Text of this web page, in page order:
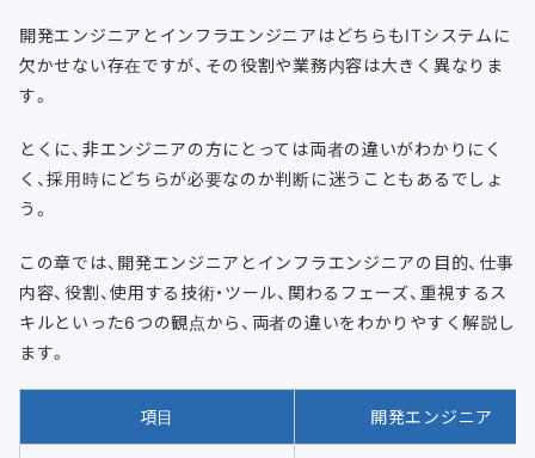
開発エンジニアとインフラエンジニアはどちらもITシステムに
欠かせない存在ですが、その役割や業務内容は大きく異なりま
す。
とくに、非エンジニアの方にとっては両者の違いがわかりにく
く、採用時にどちらが必要なのか判断に迷うこともあるでしょ
う。
この章では、開発エンジニアとインフラエンジニアの目的、仕事
内容、役割、使用する技術・ツール、関わるフェーズ、重視するス
キルといった6つの観点から、両者の違いをわかりやすく解説し
ます。
項目 開発エンジニア